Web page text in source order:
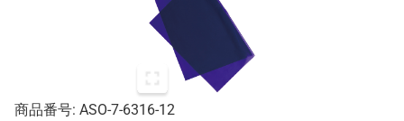
商品番号: ASO-7-6316-12